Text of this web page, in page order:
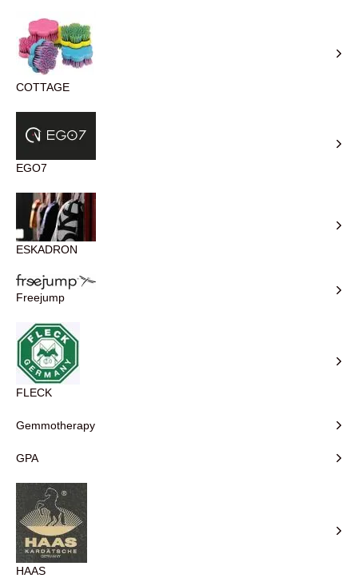
COTTAGE
EGO7
ESKADRON
Freejump
FLECK
Gemmotherapy
GPA
HAAS